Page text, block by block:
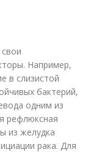
Например,
в слизистой
бактерий,
одним из
рефлюксная
из желудка
рака. Для